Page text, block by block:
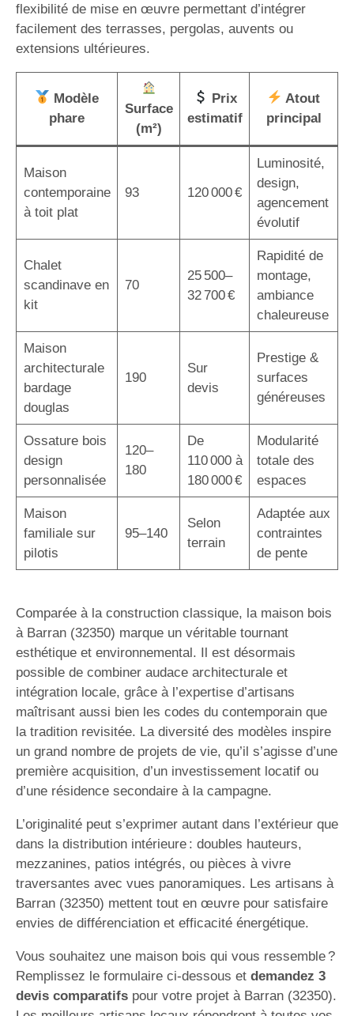
flexibilité de mise en œuvre permettant d’intégrer
facilement des terrasses, pergolas, auvents ou
extensions ultérieures.
Modèle
phare
Surface
(m²)
Prix
estimatif
Atout
principal
Maison
contemporaine
à toit plat
93 120 000 €
Luminosité,
design,
agencement
évolutif
Chalet
scandinave en
kit
70
25 500–
32 700 €
Rapidité de
montage,
ambiance
chaleureuse
Maison
architecturale
bardage
douglas
190
Sur
devis
Prestige &
surfaces
généreuses
Ossature bois
design
personnalisée
120–
180
De
110 000 à
180 000 €
Modularité
totale des
espaces
Maison
familiale sur
pilotis
95–140
Selon
terrain
Adaptée aux
contraintes
de pente
Comparée à la construction classique, la maison bois
à Barran (32350) marque un véritable tournant
esthétique et environnemental. Il est désormais
possible de combiner audace architecturale et
intégration locale, grâce à l’expertise d’artisans
maîtrisant aussi bien les codes du contemporain que
la tradition revisitée. La diversité des modèles inspire
un grand nombre de projets de vie, qu’il s’agisse d’une
première acquisition, d’un investissement locatif ou
d’une résidence secondaire à la campagne.
L’originalité peut s’exprimer autant dans l’extérieur que
dans la distribution intérieure : doubles hauteurs,
mezzanines, patios intégrés, ou pièces à vivre
traversantes avec vues panoramiques. Les artisans à
Barran (32350) mettent tout en œuvre pour satisfaire
envies de différenciation et efficacité énergétique.
Vous souhaitez une maison bois qui vous ressemble ?
Remplissez le formulaire ci-dessous et demandez 3
devis comparatifs pour votre projet à Barran (32350).